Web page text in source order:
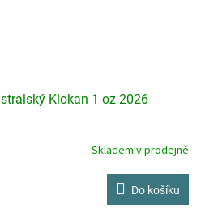
Klokan 1 oz 2026
Skladem v prodejně
Do košíku